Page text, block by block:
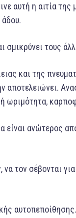
αυτή η αιτία της
σμικρύνει τους
και της
αποτελειώνει.
ωριμότητα,
είναι ανώτερος
τον σέβονται για
αυτοπεποίθησης.